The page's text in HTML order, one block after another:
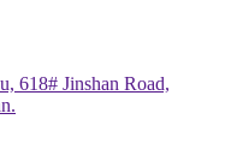
618# Jinshan Road,